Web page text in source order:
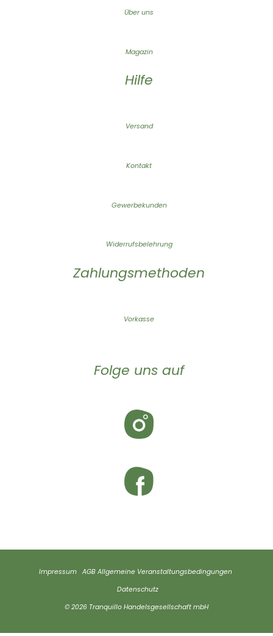
Über uns
Magazin
Hilfe
Versand
Kontakt
Gewerbekunden
Widerrufsbelehrung
Zahlungsmethoden
Vorkasse
Folge uns auf
Impressum AGB Allgemeine Veranstaltungsbedingungen
Datenschutz
© 2026 Tranquillo Handelsgesellschaft mbH